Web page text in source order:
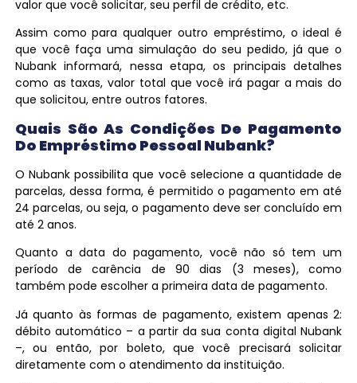
valor que você solicitar, seu perfil de crédito, etc.
Assim como para qualquer outro empréstimo, o ideal é
que você faça uma simulação do seu pedido, já que o
Nubank informará, nessa etapa, os principais detalhes
como as taxas, valor total que você irá pagar a mais do
que solicitou, entre outros fatores.
Quais São As Condições De Pagamento
Do Empréstimo Pessoal Nubank?
O Nubank possibilita que você selecione a quantidade de
parcelas, dessa forma, é permitido o pagamento em até
24 parcelas, ou seja, o pagamento deve ser concluído em
até 2 anos.
Quanto a data do pagamento, você não só tem um
período de carência de 90 dias (3 meses), como
também pode escolher a primeira data de pagamento.
Já quanto às formas de pagamento, existem apenas 2:
débito automático – a partir da sua conta digital Nubank
–, ou então, por boleto, que você precisará solicitar
diretamente com o atendimento da instituição.